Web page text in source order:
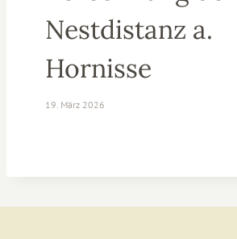
Nestdistanz a.
Hornisse
19. März 2026